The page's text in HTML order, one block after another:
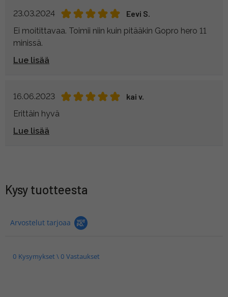
23.03.2024
Eevi S.
Ei moitittavaa. Toimii niin kuin pitääkin Gopro hero 11
minissä.
Lue lisää
16.06.2023
kai v.
Erittäin hyvä
Lue lisää
Kysy tuotteesta
Arvostelut tarjoaa
0 Kysymykset \ 0 Vastaukset